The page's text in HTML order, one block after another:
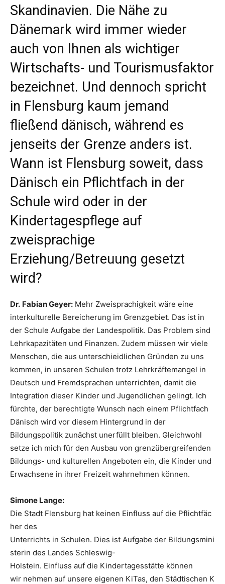
Skandinavien. Die Nähe zu
Dänemark wird immer wieder
auch von Ihnen als wichtiger
Wirtschafts- und Tourismusfaktor
bezeichnet. Und dennoch spricht
in Flensburg kaum jemand
fließend dänisch, während es
jenseits der Grenze anders ist.
Wann ist Flensburg soweit, dass
Dänisch ein Pflichtfach in der
Schule wird oder in der
Kindertagespflege auf
zweisprachige
Erziehung/Betreuung gesetzt
wird?
Dr. Fabian Geyer: Mehr Zweisprachigkeit wäre eine
interkulturelle Bereicherung im Grenzgebiet. Das ist in
der Schule Aufgabe der Landespolitik. Das Problem sind
Lehrkapazitäten und Finanzen. Zudem müssen wir viele
Menschen, die aus unterschieidlichen Gründen zu uns
kommen, in unseren Schulen trotz Lehrkräftemangel in
Deutsch und Fremdsprachen unterrichten, damit die
Integration dieser Kinder und Jugendlichen gelingt. Ich
fürchte, der berechtigte Wunsch nach einem Pflichtfach
Dänisch wird vor diesem Hintergrund in der
Bildungspolitik zunächst unerfüllt bleiben. Gleichwohl
setze ich mich für den Ausbau von grenzübergreifenden
Bildungs- und kulturellen Angeboten ein, die Kinder und
Erwachsene in ihrer Freizeit wahrnehmen können.
Simone Lange:
Die Stadt Flensburg hat keinen Einfluss auf die Pflichtfäc
her des
Unterrichts in Schulen. Dies ist Aufgabe der Bildungsmini
sterin des Landes Schleswig-
Holstein. Einfluss auf die Kindertagesstätte können
wir nehmen auf unsere eigenen KiTas, den Städtischen K